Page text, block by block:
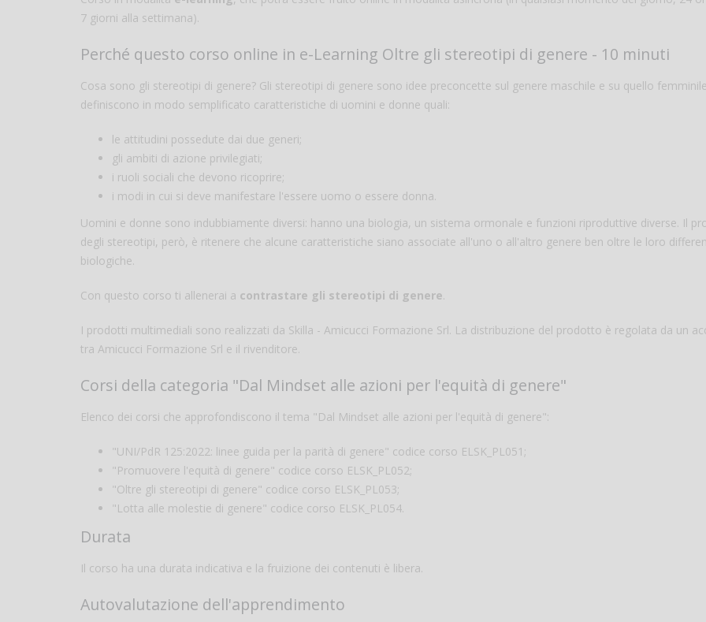
7 giorni alla settimana).
Perché questo corso online in e-Learning Oltre gli stereotipi di genere - 10 minuti
Cosa sono gli stereotipi di genere? Gli stereotipi di genere sono idee preconcette sul genere maschile e su quello
definiscono in modo semplificato caratteristiche di uomini e donne quali:
le attitudini possedute dai due generi;
gli ambiti di azione privilegiati;
i ruoli sociali che devono ricoprire;
i modi in cui si deve manifestare l'essere uomo o essere donna.
Uomini e donne sono indubbiamente diversi: hanno una biologia, un sistema ormonale e funzioni riproduttive diverse. Il
degli stereotipi, però, è ritenere che alcune caratteristiche siano associate all'uno o all'altro genere ben oltre le loro
biologiche.
Con questo corso ti allenerai a contrastare gli stereotipi di genere.
I prodotti multimediali sono realizzati da Skilla - Amicucci Formazione Srl. La distribuzione del prodotto è regolata da un
tra Amicucci Formazione Srl e il rivenditore.
Corsi della categoria "Dal Mindset alle azioni per l'equità di genere"
Elenco dei corsi che approfondiscono il tema "Dal Mindset alle azioni per l'equità di genere":
"UNI/PdR 125:2022: linee guida per la parità di genere" codice corso ELSK_PL051;
"Promuovere l'equità di genere" codice corso ELSK_PL052;
"Oltre gli stereotipi di genere" codice corso ELSK_PL053;
"Lotta alle molestie di genere" codice corso ELSK_PL054.
Durata
Il corso ha una durata indicativa e la fruizione dei contenuti è libera.
Autovalutazione dell'apprendimento